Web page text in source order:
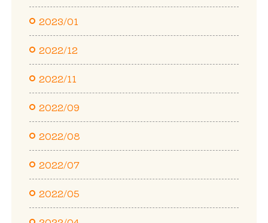
2023/01
2022/12
2022/11
2022/09
2022/08
2022/07
2022/05